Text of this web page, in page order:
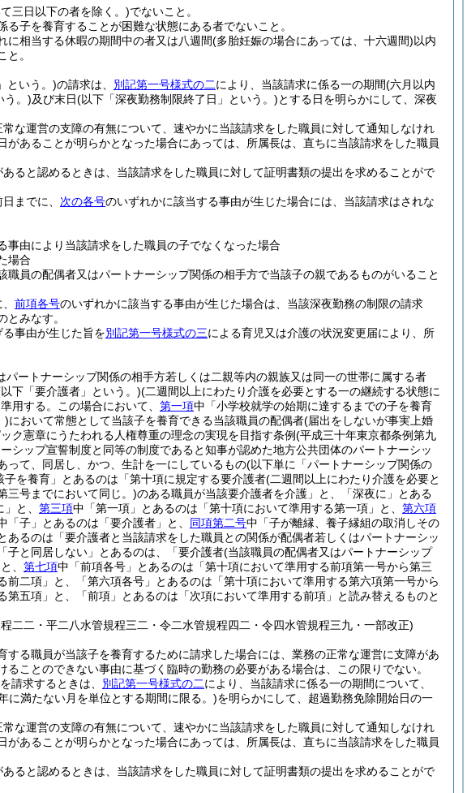
三日以下の者を除く。)でないこと。
子を養育することが困難な状態にある者でないこと。
に相当する休暇の期間中の者又は八週間(多胎妊娠の場合にあっては、十六週間)以内
。
という。)の請求は、 別記第一号様式の二により、当該請求に係る一の期間(六月以内
う。)及び末日(以下「深夜勤務制限終了日」という。)とする日を明らかにして、深夜
な運営の支障の有無について、速やかに当該請求をした職員に対して通知しなけれ
あることが明らかとなった場合にあっては、所属長は、直ちに当該請求をした職員
ると認めるときは、当該請求をした職員に対して証明書類の提出を求めることがで
までに、 次の各号のいずれかに該当する事由が生じた場合には、当該請求はされな
由により当該請求をした職員の子でなくなった場合
場合
員の配偶者又はパートナーシップ関係の相手方で当該子の親であるものがいること
前項各号のいずれかに該当する事由が生じた場合は、当該深夜勤務の制限の請求
みなす。
る事由が生じた旨を別記第一号様式の三による育児又は介護の状況変更届により、所
パートナーシップ関係の相手方若しくは二親等内の親族又は同一の世帯に属する者
下「要介護者」という。)(二週間以上にわたり介護を必要とする一の継続する状態に
用する。 この場合において、 第一項中「小学校就学の始期に達するまでの子を養育
)において常態として当該子を養育できる当該職員の配偶者(届出をしないが事実上婚
ク憲章にうたわれる人権尊重の理念の実現を目指す条例(平成三十年東京都条例第九
シップ宣誓制度と同等の制度であると知事が認めた地方公共団体のパートナーシッ
って、同居し、かつ、生計を一にしているもの(以下単に「パートナーシップ関係の
子を養育」とあるのは「第十項に規定する要介護者(二週間以上にわたり介護を必要と
三号までにおいて同じ。)のある職員が当該要介護者を介護」と、「深夜に」とある
」と、 第三項中「第一項」とあるのは「第十項において準用する第一項」と、 第六項
「子」とあるのは「要介護者」と、 同項第二号中「子が離縁、養子縁組の取消しその
るのは「要介護者と当該請求をした職員との関係が配偶者若しくはパートナーシッ
子と同居しない」とあるのは、「要介護者(当該職員の配偶者又はパートナーシップ
、 第七項中「前項各号」とあるのは「第十項において準用する前項第一号から第三
二項」と、「第六項各号」とあるのは「第十項において準用する第六項第一号から
五項」と、「前項」とあるのは「次項において準用する前項」と読み替えるものと
二二・平二八水管規程三二・令二水管規程四二・令四水管規程三九・一部改正)
る職員が当該子を養育するために請求した場合には、業務の正常な運営に支障があ
ることのできない事由に基づく臨時の勤務の必要がある場合は、この限りでない。
を請求するときは、 別記第一号様式の二により、当該請求に係る一の期間について、
に満たない月を単位とする期間に限る。)を明らかにして、超過勤務免除開始日の一
な運営の支障の有無について、速やかに当該請求をした職員に対して通知しなけれ
あることが明らかとなった場合にあっては、所属長は、直ちに当該請求をした職員
ると認めるときは、当該請求をした職員に対して証明書類の提出を求めることがで